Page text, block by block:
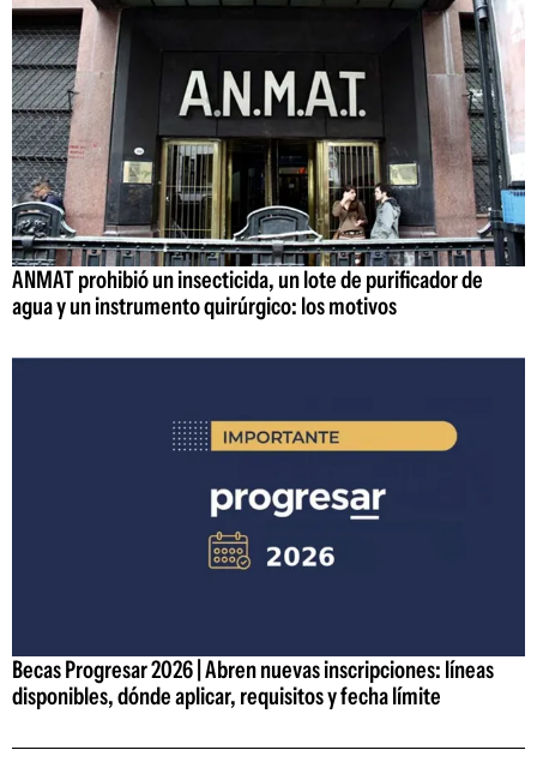
ANMAT prohibió un insecticida, un lote de purificador de
agua y un instrumento quirúrgico: los motivos
Becas Progresar 2026 | Abren nuevas inscripciones: líneas
disponibles, dónde aplicar, requisitos y fecha límite